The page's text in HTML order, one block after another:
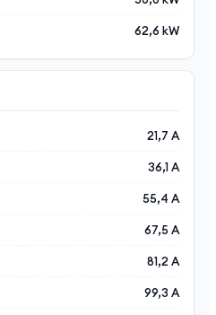
62,6 kW
21,7 A
36,1 A
55,4 A
67,5 A
81,2 A
99,3 A